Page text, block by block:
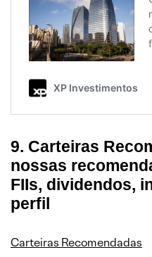
9. Carteiras
nossas
FIIs, dividendos,
perfil
Carteiras Recomendadas